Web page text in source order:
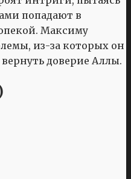
попадают в
Максиму
из-за которых он
доверие Аллы.